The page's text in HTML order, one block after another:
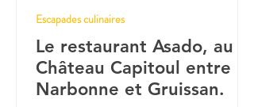
Le restaurant Asado, au
Château Capitoul entre
Narbonne et Gruissan.
Escapades culinaires